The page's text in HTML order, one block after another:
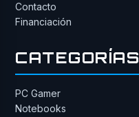
Contacto
Financiación
CATEGORÍAS
PC Gamer
Notebooks